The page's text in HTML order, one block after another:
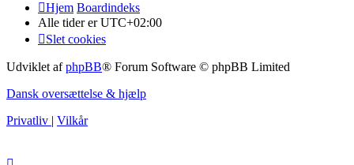
Hjem Boardindeks
Alle tider erUTC+02:00
Slet cookies
Udviklet afphpBB® Forum Software © phpBB Limited
Dansk oversættelse & hjælp
Privatliv | Vilkår